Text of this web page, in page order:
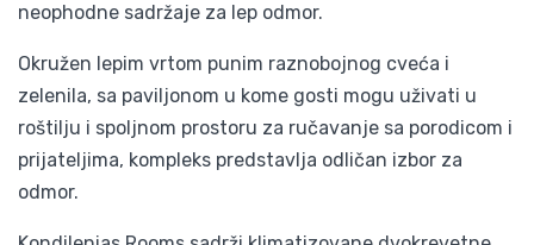
neophodne sadržaje za lep odmor.
Okružen lepim vrtom punim raznobojnog cveća i
zelenila, sa paviljonom u kome gosti mogu uživati u
roštilju i spoljnom prostoru za ručavanje sa porodicom i
prijateljima, kompleks predstavlja odličan izbor za
odmor.